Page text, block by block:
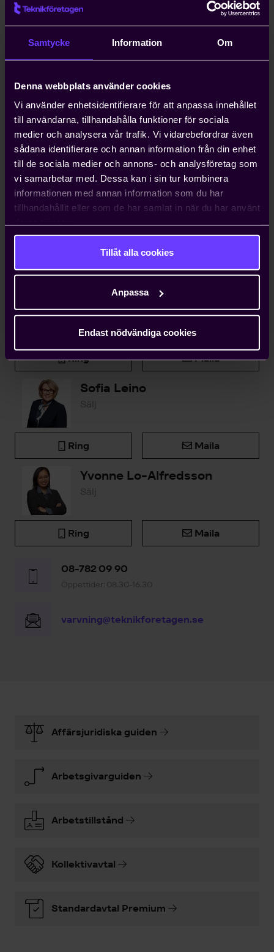
Samtycke Information Om
Denna webbplats använder cookies
Vi använder enhetsidentifierare för att anpassa innehållet
till användarna, tillhandahålla funktioner för sociala
medier och analysera vår trafik. Vi vidarebefordrar även
sådana identifierare och annan information från din enhet
till de sociala medier och annons- och analysföretag som
vi samarbetar med. Dessa kan i sin tur kombinera
informationen med annan information som du har
tillhandahållit eller som de har samlat in när du har använt
Tillåt alla cookies
Anpassa
Endast nödvändiga cookies
problem för entreprenörer, och att
till ett år. Teknikföretagen kan ordna
arbetstillstånd på tio dagar.
Hjälp med att driva viktiga
näringspolitiska frågor
Vi bedriver påverkans- och
opinionsarbete i Sverige och EU för att
ta tillvara våra medlemmars intressen.
Genom oss har du möjlighet att påverka
beslut som du som enskilt företag i
vanliga fall bara får ta konsekvenserna av.
Kontakta oss
Björn Widlert
Chef Medlemsenheten
Ring Maila
Sofia Leino
Sälj
Ring Maila
Yvonne Lo-Alfredsson
Sälj
Ring Maila
08-782 09 90
Öppettider: 08.30-16.30
varvning@teknikforetagen.se
Affärsjuridiska guiden
Arbetsgivarguiden
Arbetstillstånd
Kollektivavtal
Standardavtal Premium